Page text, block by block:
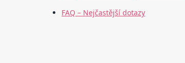
FAQ – Nejčastější dotazy